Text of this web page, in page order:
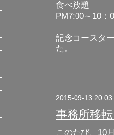
食べ放題
PM7:00～10：
記念コースタ
た。
2015-09-13
事務所移
このたび、10